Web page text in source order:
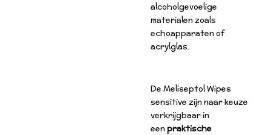
alcoholgevoelige
materialen zoals
echoapparaten of
acrylglas.
De Meliseptol Wipes
sensitive zijn naar keuze
verkrijgbaar in
een praktische